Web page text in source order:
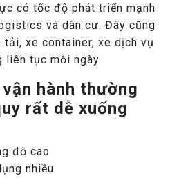
có tốc độ phát triển mạnh
và dân cư. Đây cũng
xe container, xe dịch vụ
liên tục mỗi ngày.
hành thường
rất dễ xuống
độ cao
nhiều